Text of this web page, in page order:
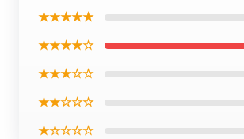
★★★★★
★★★★☆
★★★☆☆
★★☆☆☆
★☆☆☆☆